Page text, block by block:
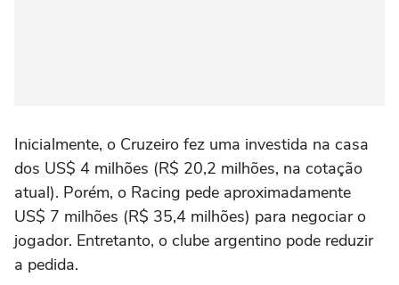
Inicialmente, o Cruzeiro fez uma investida na casa
dos US$ 4 milhões (R$ 20,2 milhões, na cotação
atual). Porém, o Racing pede aproximadamente
US$ 7 milhões (R$ 35,4 milhões) para negociar o
jogador. Entretanto, o clube argentino pode reduzir
a pedida.